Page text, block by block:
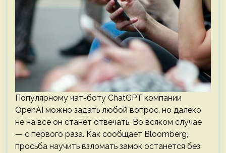
Популярному чат-боту ChatGPT компании
OpenAI можно задать любой вопрос, но далеко
не на все он станет отвечать. Во всяком случае
— с первого раза. Как сообщает Bloomberg,
просьба научить взломать замок останется без